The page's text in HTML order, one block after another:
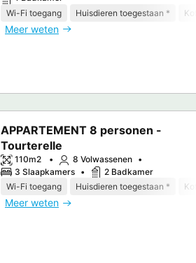
Wi-Fi toegang
Huisdieren toegestaan *
Meer weten
APPARTEMENT 8 personen -
Tourterelle
110m2
8 Volwassenen
3 Slaapkamers
2 Badkamer
Wi-Fi toegang
Huisdieren toegestaan *
Meer weten